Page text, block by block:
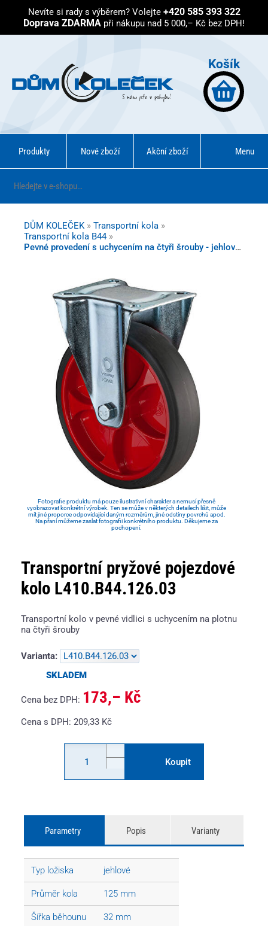
Nevíte si rady s výběrem? Volejte +420 585 393 322
Doprava ZDARMA při nákupu nad 5 000,– Kč bez DPH!
Košík
Produkty Nové zboží Akční zboží Menu
DŮM KOLEČEK» Transportní kola »
Transportní kola B44»
Pevné provedení s uchycením na čtyři šrouby - jehlové ložisko
Fotografie produktu má pouze ilustrativní charakter a nemusí přesně
vyobrazovat konkrétní výrobek. Ten se může v některých detailech lišit, může
mít jiné proporce odpovídající daným rozměrům, jiné odstíny povrchů apod.
Na přaní můžeme zaslat fotografii konkrétního produktu. Děkujeme za
pochopení.
Transportní pryžové pojezdové
kolo L410.B44.126.03
Transportní kolo v pevné vidlici s uchycením na plotnu
na čtyři šrouby
Varianta:
SKLADEM
Cena bez DPH: 173,– Kč
Cena s DPH: 209,33 Kč
Koupit
Parametry Popis Varianty
Typ ložiska jehlové
Průměr kola 125 mm
Šířka běhounu 32 mm